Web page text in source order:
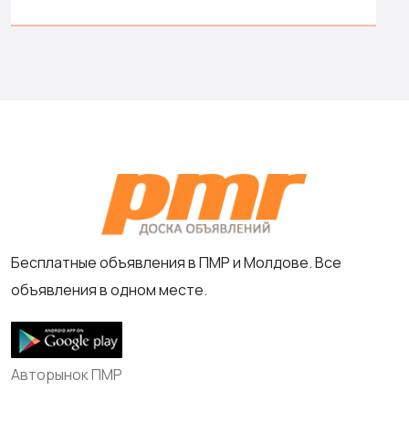
Бесплатные объявления в ПМР и Молдове. Все
объявления в одном месте.
Авторынок ПМР